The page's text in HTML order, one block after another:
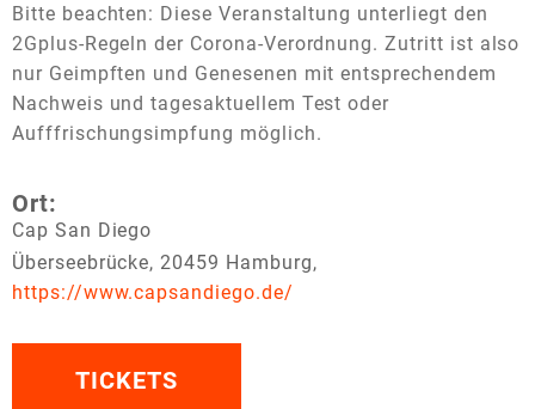
Bitte beachten: Diese Veranstaltung unterliegt den
2Gplus-Regeln der Corona-Verordnung. Zutritt ist also
nur Geimpften und Genesenen mit entsprechendem
Nachweis und tagesaktuellem Test oder
Aufffrischungsimpfung möglich.
Ort:
Cap San Diego
Überseebrücke, 20459 Hamburg,
https://www.capsandiego.de/
TICKETS